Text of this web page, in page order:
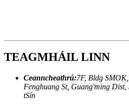
TEAGMHÁIL LINN
Ceanncheathrú:7F, Bldg
Fenghuang St, Guang'ming Dist,
tSín